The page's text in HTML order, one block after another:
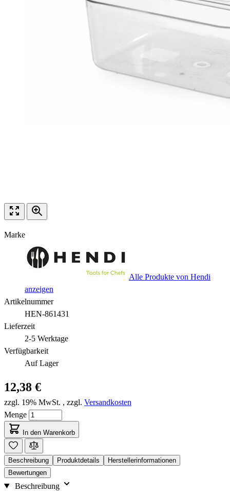
Marke
Alle Produkte von Hendi
anzeigen
Artikelnummer
HEN-861431
Lieferzeit
2-5 Werktage
Verfügbarkeit
Auf Lager
12,38 €
zzgl. 19% MwSt. , zzgl. Versandkosten
Menge
In den Warenkorb
Beschreibung Produktdetails
Herstellerinformationen
Bewertungen
Beschreibung